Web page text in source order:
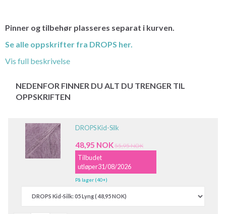
Pinner og tilbehør plasseres separat i kurven.
Se alle oppskrifter fra DROPS her.
Vis full beskrivelse
NEDENFOR FINNER DU ALT DU TRENGER TIL
OPPSKRIFTEN
DROPS Kid-Silk
48,95 NOK55,95 NOK
Tilbudet
utløper31/08/2026
På lager (40+)